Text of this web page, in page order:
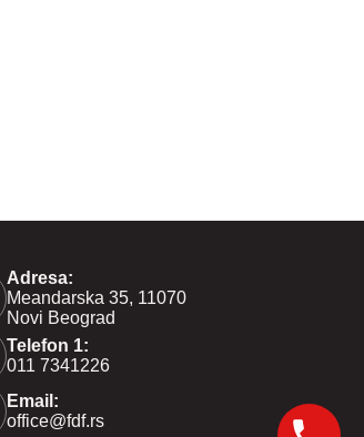
Adresa:
Meandarska 35, 11070
Novi Beograd
Telefon 1:
011 7341226
Email:
office@fdf.rs